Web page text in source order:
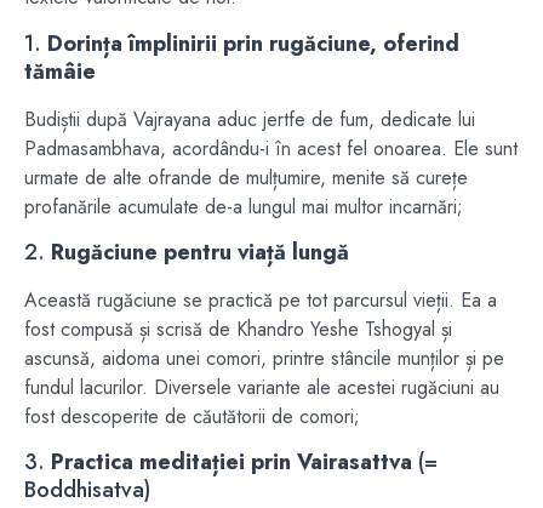
1. Dorința împlinirii prin rugăciune, oferind
tămâie
Budiștii după Vajrayana aduc jertfe de fum, dedicate lui
Padmasambhava, acordându-i în acest fel onoarea. Ele sunt
urmate de alte ofrande de mulțumire, menite să curețe
profanările acumulate de-a lungul mai multor incarnări;
2. Rugăciune pentru viață lungă
Această rugăciune se practică pe tot parcursul vieții. Ea a
fost compusă și scrisă de Khandro Yeshe Tshogyal și
ascunsă, aidoma unei comori, printre stâncile munților și pe
fundul lacurilor. Diversele variante ale acestei rugăciuni au
fost descoperite de căutătorii de comori;
3. Practica meditației prin Vairasattva (=
Boddhisatva)